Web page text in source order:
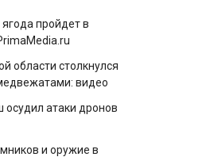
пройдет в
области столкнулся
видео
осудил атаки дронов
и оружие в